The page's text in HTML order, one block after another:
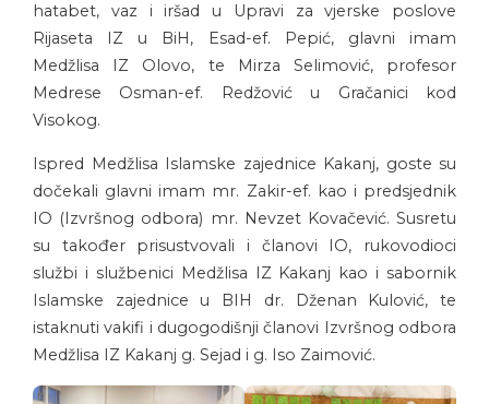
hatabet, vaz i iršad u Upravi za vjerske poslove
Rijaseta IZ u BiH, Esad-ef. Pepić, glavni imam
Medžlisa IZ Olovo, te Mirza Selimović, profesor
Medrese Osman-ef. Redžović u Gračanici kod
Visokog.
Ispred Medžlisa Islamske zajednice Kakanj, goste su
dočekali glavni imam mr. Zakir-ef. kao i predsjednik
IO (Izvršnog odbora) mr. Nevzet Kovačević. Susretu
su također prisustvovali i članovi IO, rukovodioci
službi i službenici Medžlisa IZ Kakanj kao i sabornik
Islamske zajednice u BIH dr. Dženan Kulović, te
istaknuti vakifi i dugogodišnji članovi Izvršnog odbora
Medžlisa IZ Kakanj g. Sejad i g. Iso Zaimović.